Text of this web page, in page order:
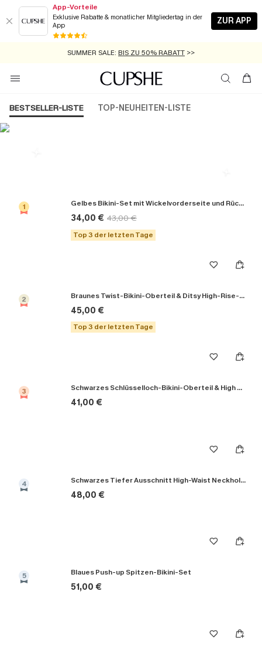
App-Vorteile
Exklusive Rabatte & monatlicher Mitgliedertag in der
App
ZUR APP
GRATIS MASSBAND MIT JEDEM SCHNELLVERSAND-ARTIKEL >>
SUMMER SALE: BIS ZU 50% RABATT >>
ZUM NEWSLETTER:BIS ZU -20% EXTRA ERHALTEN
KOSTENLOSER VERSAND AB 89 €
BESTSELLER-LISTE TOP-NEUHEITEN-LISTE
1 Gelbes Bikini-Set mit Wickelvorderseite und Rückenbindung
34,00 € 43,00 €
Top 3 der letzten Tage
2 Braunes Twist-Bikini-Oberteil & Ditsy High-Rise-Bikinihose
45,00 €
Top 3 der letzten Tage
3 Schwarzes Schlüsselloch-Bikini-Oberteil & High Rise Bikinihose
41,00 €
4 Schwarzes Tiefer Ausschnitt High-Waist Neckholder-Bikini-Set
48,00 €
5 Blaues Push-up Spitzen-Bikini-Set
51,00 €